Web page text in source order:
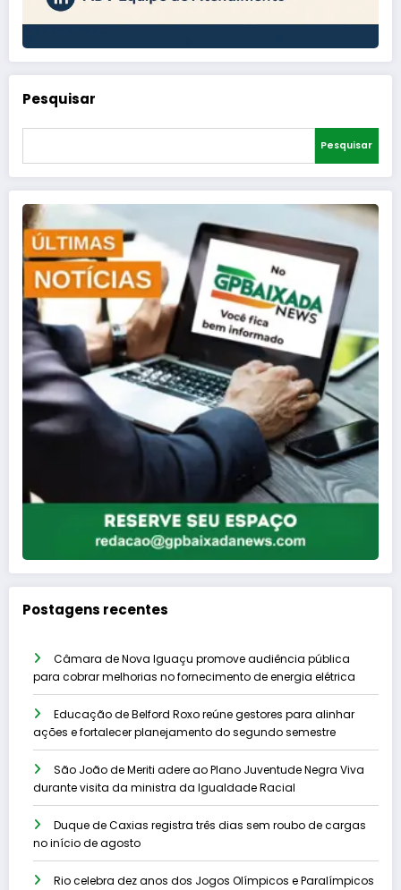
Pesquisar
Pesquisar
Postagens recentes
Câmara de Nova Iguaçu promove audiência pública
para cobrar melhorias no fornecimento de energia elétrica
Educação de Belford Roxo reúne gestores para alinhar
ações e fortalecer planejamento do segundo semestre
São João de Meriti adere ao Plano Juventude Negra Viva
durante visita da ministra da Igualdade Racial
Duque de Caxias registra três dias sem roubo de cargas
no início de agosto
Rio celebra dez anos dos Jogos Olímpicos e Paralímpicos